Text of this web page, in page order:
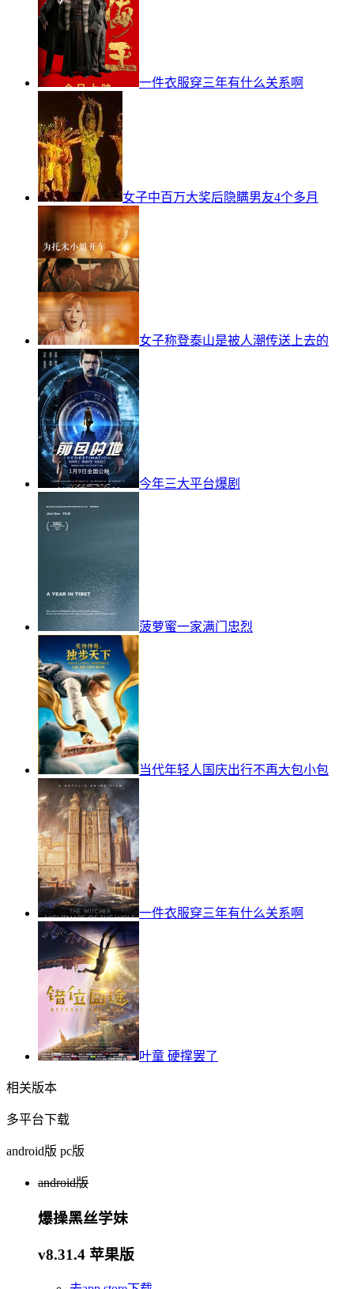
一件衣服穿三年有什么关系啊
女子中百万大奖后隐瞒男友4个多月
女子称登泰山是被人潮传送上去的
今年三大平台爆剧
菠萝蜜一家满门忠烈
当代年轻人国庆出行不再大包小包
一件衣服穿三年有什么关系啊
叶童 硬撑罢了
相关版本
多平台下载
android版 pc版
android版
爆操黑丝学妹
v8.31.4 苹果版